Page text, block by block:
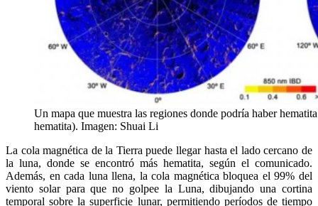
Un mapa que muestra las regiones donde podría haber
hematita). Imagen: Shuai Li
La cola magnética de la Tierra puede llegar hasta el lado cercano de
la luna, donde se encontró más hematita, según el comunicado.
Además, en cada luna llena, la cola magnética bloquea el 99% del
viento solar para que no golpee la Luna, dibujando una cortina
temporal sobre la superficie lunar, permitiendo períodos de tiempo